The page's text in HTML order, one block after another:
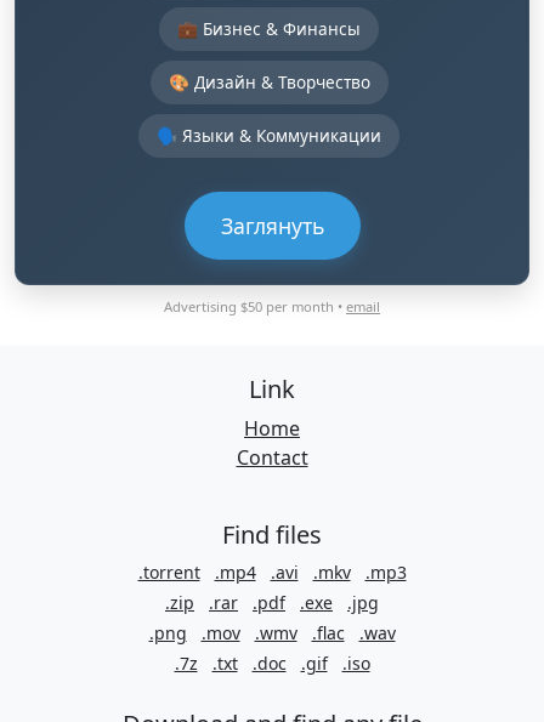
💼 Бизнес & Финансы
🎨 Дизайн & Творчество
🗣️ Языки & Коммуникации
Заглянуть
Advertising $50 per month • email
Link
Home
Contact
Find files
.torrent .mp4 .avi .mkv
.mp3
.zip
.rar .pdf .exe
.jpg
.png
.mov .wmv .flac
.wav
.7z
.txt .doc .gif .iso